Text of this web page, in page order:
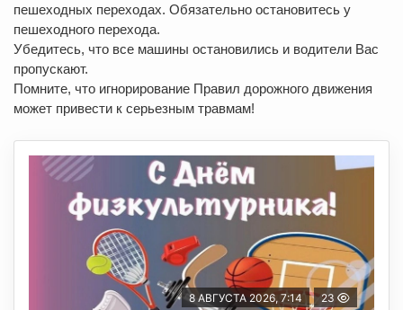
пешеходных переходах. Обязательно остановитесь у
пешеходного перехода.
Убедитесь, что все машины остановились и водители Вас
пропускают.
Помните, что игнорирование Правил дорожного движения
может привести к серьезным травмам!
8 АВГУСТА 2026, 7:14 23